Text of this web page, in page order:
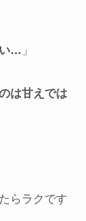
… 」
は甘えでは
らラクです